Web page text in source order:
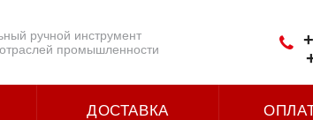
ручной инструмент
промышленности
ДОСТАВКА